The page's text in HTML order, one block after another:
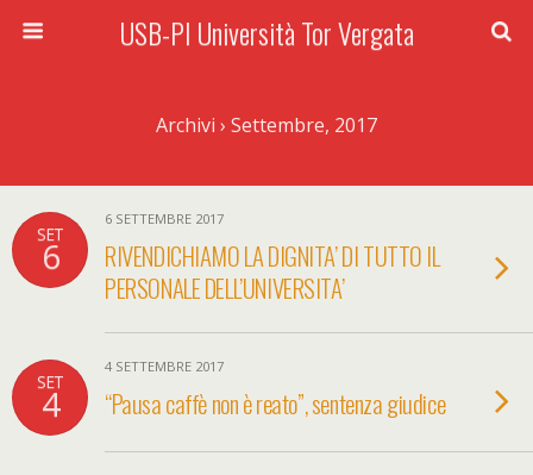
USB-PI Università Tor Vergata
Archivi › Settembre, 2017
SET
6
6 SETTEMBRE 2017
RIVENDICHIAMO LA DIGNITA’ DI TUTTO IL
PERSONALE DELL’UNIVERSITA’
SET
4
4 SETTEMBRE 2017
“Pausa caffè non è reato”, sentenza giudice